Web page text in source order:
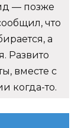
— позже
что
а
Развито
вместе с
когда-то.